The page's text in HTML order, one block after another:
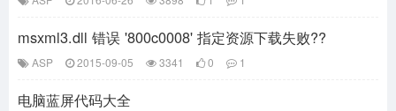
msxml3.dll 错误 '800c0008' 指定资源下载失败??
ASP 2015-09-05 3341 0 1
电脑蓝屏代码大全